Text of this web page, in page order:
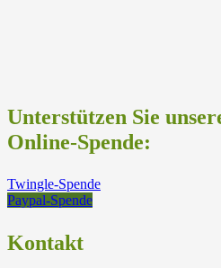
Unterstützen Sie
Online-Spende:
Twingle-Spende
Paypal-Spende
Kontakt